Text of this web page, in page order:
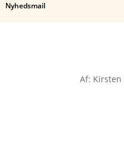
Nyhedsmail
Af: Kirsten